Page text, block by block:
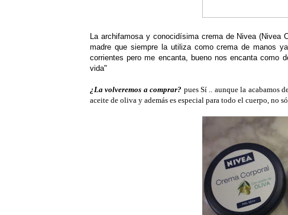
La archifamosa y conocidísima crema de Nivea
madre que siempre la utiliza como crema de manos
corrientes pero me encanta, bueno nos encanta
vida"
¿La volveremos a comprar? pues Sí .. aunque la acabamos
aceite de oliva y además es especial para todo el cuerpo, no